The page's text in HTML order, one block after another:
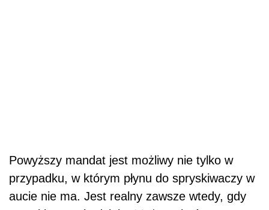
Powyższy mandat jest możliwy nie tylko w
przypadku, w którym płynu do spryskiwaczy w
aucie nie ma. Jest realny zawsze wtedy, gdy